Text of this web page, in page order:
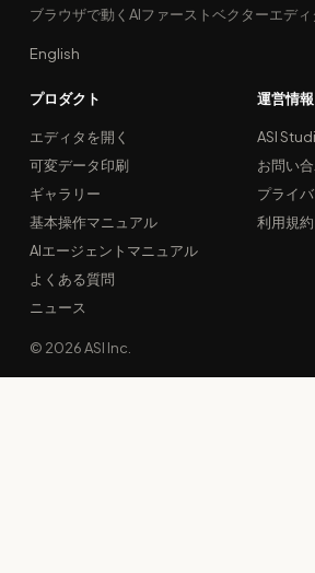
ブラウザで動くAIファーストベクターエディ
English
プロダクト
エディタを開く
可変データ印刷
ギャラリー
基本操作マニュアル
AIエージェントマニュアル
よくある質問
ニュース
運営情報
ASI
お問い
プライ
利用規約
© 2026 ASI Inc.